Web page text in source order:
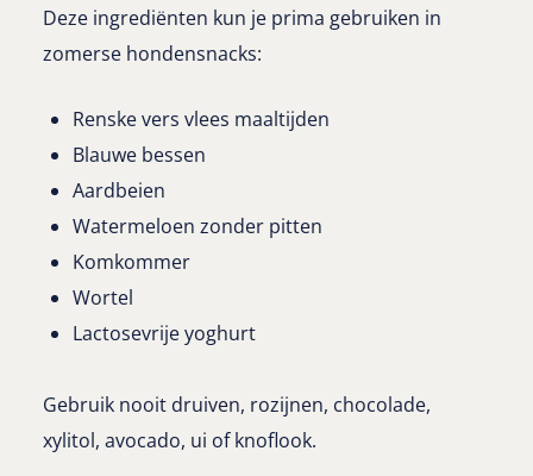
Deze ingrediënten kun je prima gebruiken in
zomerse hondensnacks:
Renske vers vlees maaltijden
Blauwe bessen
Aardbeien
Watermeloen zonder pitten
Komkommer
Wortel
Lactosevrije yoghurt
Gebruik nooit druiven, rozijnen, chocolade,
xylitol, avocado, ui of knoflook.